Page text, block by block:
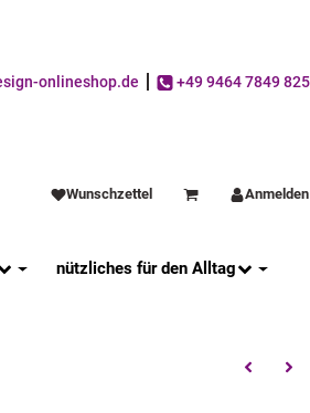
onlineshop.de +49 9464 7849 825
Wunschzettel WarenkorbAnmelden
nützliches für den Alltag